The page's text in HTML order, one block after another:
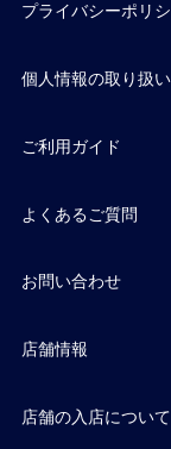
プライバシーポリ
個人情報の取り扱い
ご利用ガイド
よくあるご質問
お問い合わせ
店舗情報
店舗の入店について